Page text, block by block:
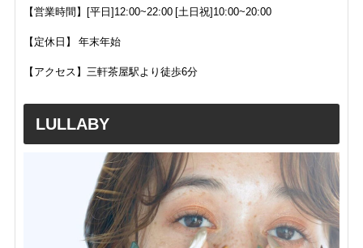
【営業時間】[平日]12:00~22:00 [土日祝]10:00~20:00
【定休日】 年末年始
【アクセス】三軒茶屋駅より徒歩6分
LULLABY